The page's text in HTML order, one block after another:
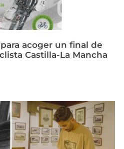
acoger un final de
Castilla-La Mancha